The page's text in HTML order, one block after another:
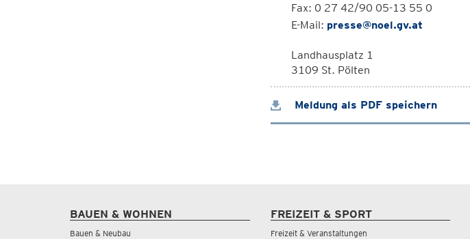
Fax: 0 27 42/90 05-13 55 0
E-Mail: presse@noel.gv.at
Landhausplatz 1
3109 St. Pölten
Meldung als PDF speichern
BAUEN & WOHNEN
Bauen & Neubau
FREIZEIT & SPORT
Freizeit & Veranstaltungen